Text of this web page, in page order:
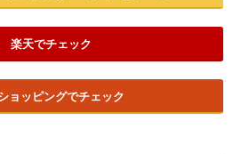
楽天でチェック
ョッピングでチェック